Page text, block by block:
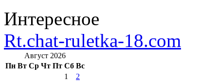
Интересное
Rt.chat-ruletka-18.com
Август 2026
Пн Вт Ср Чт Пт Сб Вс
1
2